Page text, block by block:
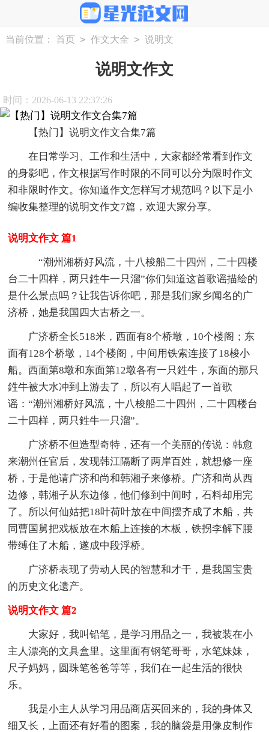
当前位置： 首页 > 作文大全 > 说明文
说明文作文
时间：2026-06-13 22:37:26
【热门】说明文作文合集7篇
在日常学习、工作和生活中，大家都经常看到作文
的身影吧，作文根据写作时限的不同可以分为限时作文
和非限时作文。你知道作文怎样写才规范吗？以下是小
编收集整理的说明文作文7篇，欢迎大家分享。
说明文作文 篇1
“潮州湘桥好风流，十八梭船二十四州，二十四楼
台二十四样，两只鉎牛一只溜”你们知道这首歌谣描绘的
是什么景点吗？让我告诉你吧，那是我们家乡闻名的广
济桥，她是我国四大古桥之一。
广济桥全长518米，西面有8个桥墩，10个楼阁；东
面有128个桥墩，14个楼阁，中间用铁索连接了18梭小
船。西面第8墩和东面第12墩各有一只鉎牛，东面的那只
鉎牛被大水冲到上游去了，所以有人唱起了一首歌
谣：“潮州湘桥好风流，十八梭船二十四州，二十四楼台
二十四样，两只鉎牛一只溜”。
广济桥不但造型奇特，还有一个美丽的传说：韩愈
来潮州任官后，发现韩江隔断了两岸百姓，就想修一座
桥，于是他请广济和尚和韩湘子来修桥。广济和尚从西
边修，韩湘子从东边修，他们修到中间时，石料却用完
了。所以何仙姑把18叶荷叶放在中间摆齐成了木船，共
同曹国舅把戏板放在木船上连接的木板，铁拐李解下腰
带缚住了木船，遂成中段浮桥。
广济桥表现了劳动人民的智慧和才干，是我国宝贵
的历史文化遗产。
说明文作文 篇2
大家好，我叫铅笔，是学习用品之一，我被装在小
主人漂亮的文具盒里。这里面有钢笔哥哥，水笔妹妹，
尺子妈妈，圆珠笔爸爸等等，我们在一起生活的很快
乐。
我是小主人从学习用品商店买回来的，我的身体又
细又长，上面还有好看的图案，我的脑袋是用像皮制作